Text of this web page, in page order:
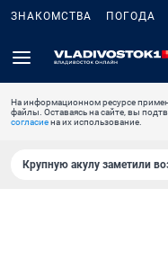
ЗНАКОМСТВА ПОГОДА
На информационном ресурсе
файлы. Оставаясь на сайте, вы
согласиена их использование.
Крупную акулу заметили